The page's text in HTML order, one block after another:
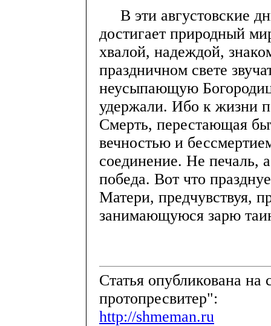
В эти августовские
достигает природный
хвалой, надеждой,
праздничном свете
неусыпающую
удержали. Ибо к жизни
Смерть, перестающая
вечностью и
соединение. Не печаль,
победа. Вот что
Матери, предчувствуя,
занимающуюся зарю
Cтатья опубликована
протопресвитер":
http://shmeman.ru